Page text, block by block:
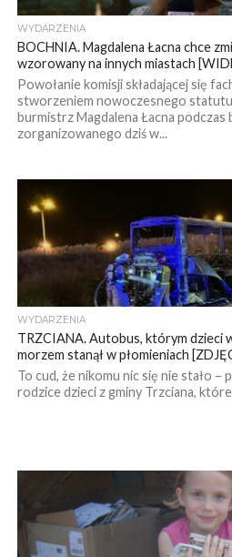
WYDARZENIA
BOCHNIA. Magdalena Łacna chce
wzorowany na innych miastach
Powołanie komisji składającej się
stworzeniem nowoczesnego statutu
burmistrz Magdalena Łacna
zorganizowanego dziś w...
WYDARZENIA
TRZCIANA. Autobus, którym dzieci
morzem stanął w płomieniach
To cud, że nikomu nic się nie stało –
rodzice dzieci z gminy Trzciana,